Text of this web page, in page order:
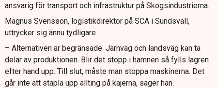
ansvarig för transport och infrastruktur på Skogsindustrierna.
Magnus Svensson, logistikdirektör på SCA i Sundsvall,
uttrycker sig ännu tydligare.
– Alternativen är begränsade. Järnväg och landsväg kan ta
delar av produktionen. Blir det stopp i hamnen så fylls lagren
efter hand upp. Till slut, måste man stoppa maskinerna. Det
går inte att stapla upp allting på kajerna, säger han.